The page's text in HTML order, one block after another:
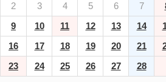
2
3 4 5 6 7
9
10 11 12 13 14
16
17 18 19 20 21
23
24 25 26 27 28